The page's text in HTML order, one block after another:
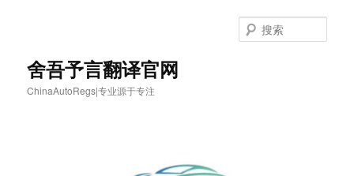
舍吾予言翻译官网
ChinaAutoRegs|专业源于专注
索